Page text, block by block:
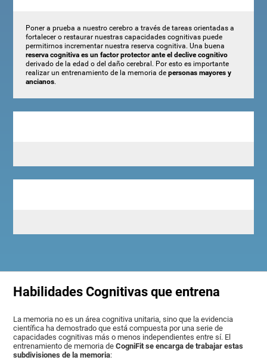
Poner a prueba a nuestro cerebro a través de tareas orientadas a
fortalecer o restaurar nuestras capacidades cognitivas puede
permitirnos incrementar nuestra reserva cognitiva. Una buena
reserva cognitiva es un factor protector ante el declive cognitivo
derivado de la edad o del daño cerebral. Por esto es importante
realizar un entrenamiento de la memoria de personas mayores y
ancianos.
Habilidades Cognitivas que entrena
La memoria no es un área cognitiva unitaria, sino que la evidencia
científica ha demostrado que está compuesta por una serie de
capacidades cognitivas más o menos independientes entre sí. El
entrenamiento de memoria deCogniFit se encarga de trabajar estas
subdivisiones de la memoria: